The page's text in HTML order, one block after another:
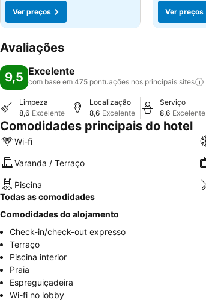
Ver preços
Ver preços
Avaliações
9,5 Excelente
com base em 475 pontuações nos principais sites
Limpeza
8,6 Excelente
Localização
8,6 Excelente
Serviço
8,6 Excelente
Comodidades principais do hotel
Wi-fi
Varanda / Terraço
Piscina
Todas as comodidades
Comodidades do alojamento
Check-in/check-out expresso
Terraço
Piscina interior
Praia
Espreguiçadeira
Wi-fi no lobby